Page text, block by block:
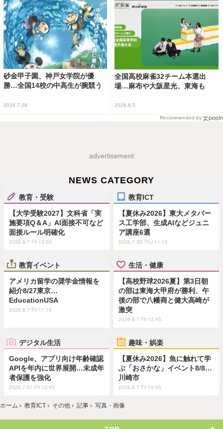
砂金甲子園、神戸女学院が優
勝…全国14校の中高生が腕競う
2026.7.29
全国高校麻雀32チーム本選出
場…麻布や大阪星光、東海も
2026.8.5
Recommended by
advertisement
NEWS CATEGORY
教育・受験
【大学受験2027】文科省「実
施要項Q＆A」AI面接不可など
面接ルール明確化
2026.8.7 Fri 13:00
教育ICT
【夏休み2026】東大メタバー
ス工学部、生成AIなどジュニ
ア講座6選
2026.7.30 Thu 11:15
教育イベント
アメリカ留学の奨学金情報を
紹介8/27東京…
EducationUSA
2026.8.7 Fri 11:15
生活・健康
【高校野球2026夏】第3日朝
の部は東海大甲府が勝利、午
後の部で八幡商と健大高崎が
激突
2026.8.7 Fri 12:45
デジタル生活
Google、アプリ向け年齢確認
APIを年内に世界展開…未成年
者保護を強化
2026.7.31 Fri 13:45
趣味・娯楽
【夏休み2026】魚に触れて学
ぶ「おさかな」イベント8/8…
川崎市
2026.8.7 Fri 10:45
ホーム › 教育ICT › その他 › 記事 › 写真・画像